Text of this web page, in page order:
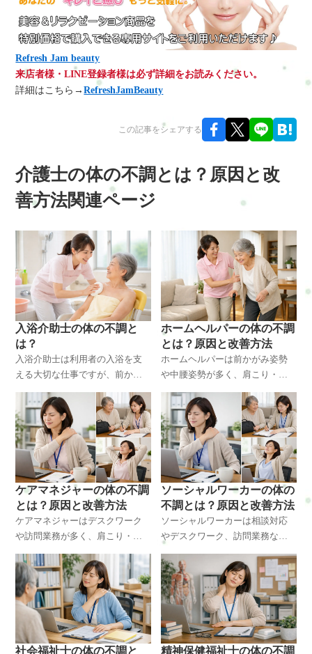
Refresh Jam beauty
来店者様・LINE登録者様は必ず詳細をお読みください。
詳細はこちら→RefreshJamBeauty
この記事をシェアする
介護士の体の不調とは？原因と改
善方法関連ページ
入浴介助士の体の不調と
は？
入浴介助士は利用者の入浴を支
える大切な仕事ですが、前かが
肩こり・腰痛・腕の疲労など体
への負担が大きくなりやすい職
業です。この記事では入浴介助
士に多い体の不調の原因と改善
方法を整体の視点で解説しま
す。横浜・戸塚周辺で体のケア
を考えている方にも参考になる
内容です。
ホームヘルパーの体の不調
とは？原因と改善方法
ホームヘルパーは前かがみ姿勢
や中腰姿勢が多く、肩こり・腰
こりやすい職業です。本記事で
はホームヘルパーに多い体の不
調の原因、体に起こる変化、改
善方法を整体の視点から解説し
ます。横浜・戸塚周辺で体の不
調に悩む方にも役立つ内容で
す。
ケアマネジャーの体の不調
とは？原因と改善方法
ケアマネジャーはデスクワーク
や訪問業務が多く、肩こり・腰
やすい職業です。姿勢の崩れや
筋肉の緊張が原因になることも
あります。この記事では原因や
体の変化、改善方法を整体の視
点から解説します。横浜・戸塚
周辺で体の不調に悩む方にも役
ソーシャルワーカーの体の
不調とは？原因と改善方法
ソーシャルワーカーは相談対応
やデスクワーク、訪問業務など
ど体の不調が起こりやすい職業
です。長時間の座り姿勢や精神
的ストレスも影響します。この
記事では体の不調の原因や改善
方法を整体の視点から解説しま
す。横浜・戸塚周辺の方にも役
社会福祉士の体の不調と 精神保健福祉士の体の不調